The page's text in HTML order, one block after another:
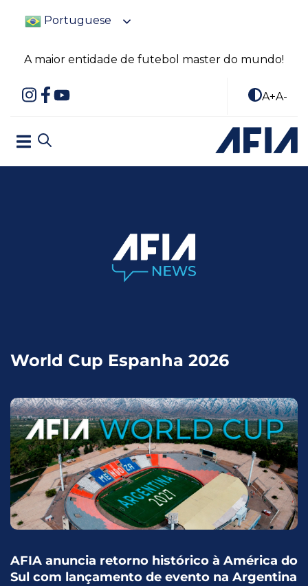
Portuguese
A maior entidade de futebol master do mundo!
A+A-
World Cup Espanha 2026
AFIA anuncia retorno histórico à América do
Sul com lançamento de evento na Argentina